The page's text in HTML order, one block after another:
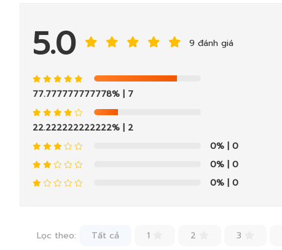
5.0 9 đánh giá
77.777777777778% | 7
22.222222222222% | 2
0% | 0
0% | 0
0% | 0
Lọc theo: Tất cả 1 2 3